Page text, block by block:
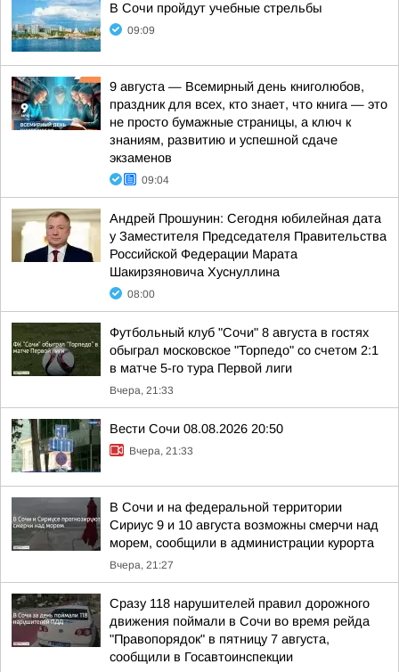
В Сочи пройдут учебные стрельбы
09:09
9 августа — Всемирный день книголюбов,
праздник для всех, кто знает, что книга — это
не просто бумажные страницы, а ключ к
знаниям, развитию и успешной сдаче
экзаменов
09:04
Андрей Прошунин: Сегодня юбилейная дата
у Заместителя Председателя Правительства
Российской Федерации Марата
Шакирзяновича Хуснуллина
08:00
Футбольный клуб "Сочи" 8 августа в гостях
обыграл московское "Торпедо" со счетом 2:1
в матче 5-го тура Первой лиги
Вчера, 21:33
Вести Сочи 08.08.2026 20:50
Вчера, 21:33
В Сочи и на федеральной территории
Сириус 9 и 10 августа возможны смерчи над
морем, сообщили в администрации курорта
Вчера, 21:27
Сразу 118 нарушителей правил дорожного
движения поймали в Сочи во время рейда
"Правопорядок" в пятницу 7 августа,
сообщили в Госавтоинспекции